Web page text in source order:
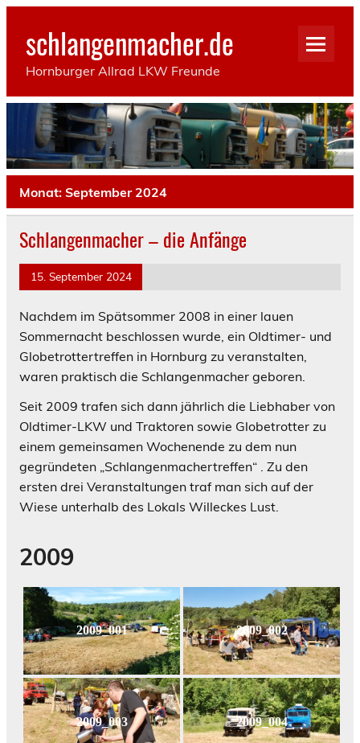
Skip
schlangenmacher.de
Hornburger Allrad LKW Freunde
Monat: September 2024
Schlangenmacher – die Anfänge
15. September 2024
Nachdem im Spätsommer 2008 in einer lauen
Sommernacht beschlossen wurde, ein Oldtimer- und
Globetrottertreffen in Hornburg zu veranstalten,
waren praktisch die Schlangenmacher geboren.
Seit 2009 trafen sich dann jährlich die Liebhaber von
Oldtimer-LKW und Traktoren sowie Globetrotter zu
einem gemeinsamen Wochenende zu dem nun
gegründeten „Schlangenmachertreffen“ . Zu den
ersten drei Veranstaltungen traf man sich auf der
Wiese unterhalb des Lokals Willeckes Lust.
2009
2009_001 2009_002
2009_003 2009_004